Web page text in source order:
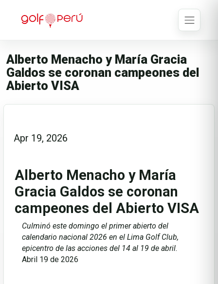
Alberto Menacho y María Gracia
Galdos se coronan campeones del
Abierto VISA
Apr 19, 2026
Alberto Menacho y María
Gracia Galdos se coronan
campeones del Abierto VISA
Culminó este domingo el primer abierto del
calendario nacional 2026 en el Lima Golf Club,
epicentro de las acciones del 14 al 19 de abril.
Abril 19 de 2026